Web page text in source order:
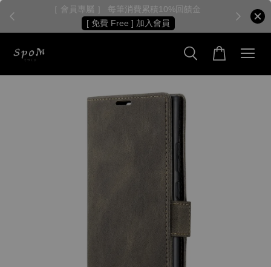
［ 會員專屬 ］ 每筆消費累積10%回饋金
[ 免費 Free ] 加入會員